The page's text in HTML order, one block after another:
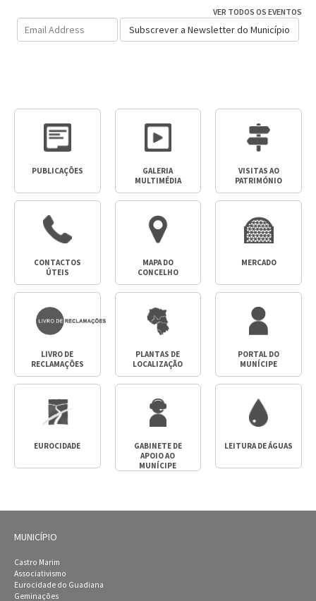
VER TODOS OS EVENTOS
Address
Subscrever a Newsletter do Município
PUBLICAÇÕES
GALERIA
MULTIMÉDIA
VISITAS AO
PATRIMÓNIO
CONTACTOS
ÚTEIS
MAPA DO
CONCELHO
MERCADO
LIVRO DE
RECLAMAÇÕES
PLANTAS DE
LOCALIZAÇÃO
PORTAL DO
MUNÍCIPE
EUROCIDADE
GABINETE DE
APOIO AO
MUNÍCIPE
LEITURA DE ÁGUAS
MUNICÍPIO
Castro Marim
Associativismo
Eurocidade do Guadiana
Geminações